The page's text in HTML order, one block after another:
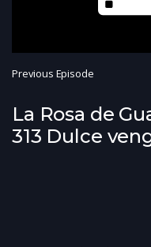
Previous Episode
La Rosa de
313 Dulce